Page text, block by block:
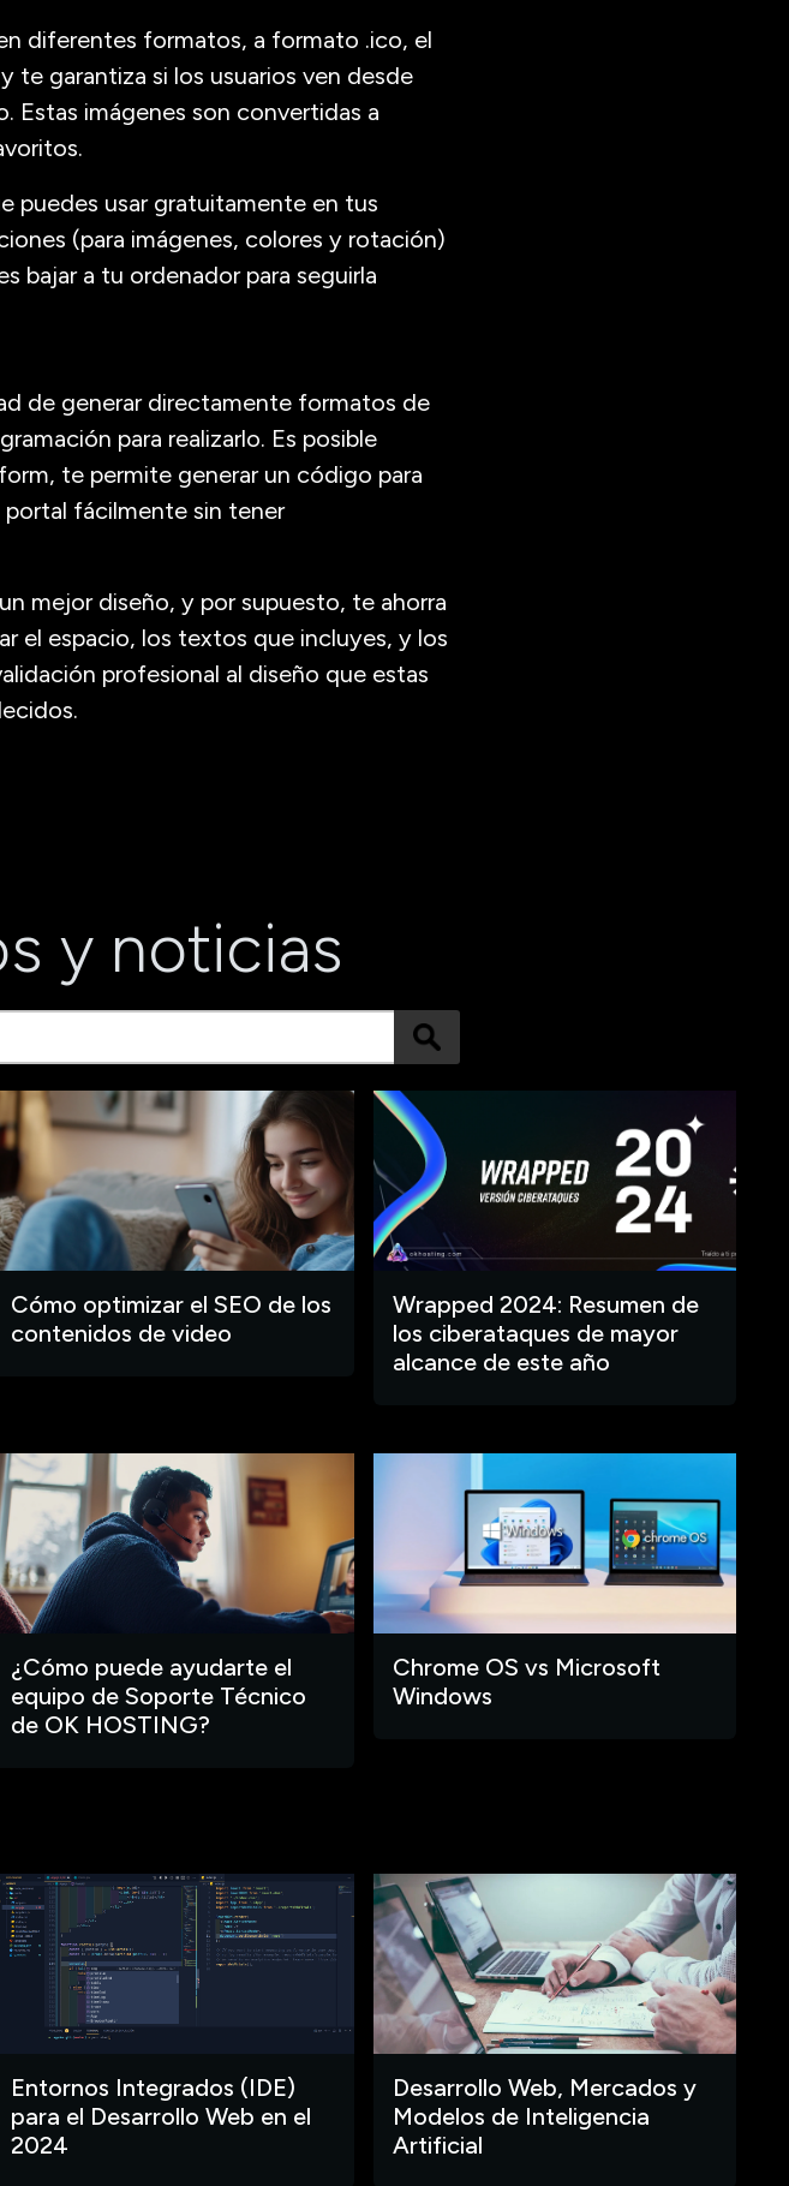
diferentes formatos, a formato .ico, el
te garantiza si los usuarios ven desde
Estas imágenes son convertidas a
puedes usar gratuitamente en tus
(para imágenes, colores y rotación)
bajar a tu ordenador para seguirla
de generar directamente formatos de
para realizarlo. Es posible
te permite generar un código para
fácilmente sin tener
mejor diseño, y por supuesto, te ahorra
el espacio, los textos que incluyes, y los
profesional al diseño que estas
y noticias
Cómo optimizar el SEO de los
contenidos de video
Wrapped 2024: Resumen de
los ciberataques de mayor
alcance de este año
¿Cómo puede ayudarte el
equipo de Soporte Técnico
de OK HOSTING?
Chrome OS vs Microsoft
Windows
Entornos Integrados (IDE)
para el Desarrollo Web en el
2024
Desarrollo Web, Mercados y
Modelos de Inteligencia
Artificial